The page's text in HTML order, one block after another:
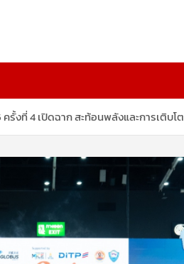
รั้งที่ 4 เปิดฉาก สะท้อนพลังและการเติบ